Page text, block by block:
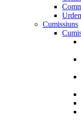
Cumissiuns